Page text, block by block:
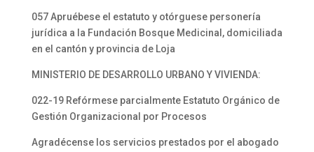
057 Apruébese el estatuto y otórguese personería
jurídica a la Fundación Bosque Medicinal, domiciliada
en el cantón y provincia de Loja
MINISTERIO DE DESARROLLO URBANO Y VIVIENDA:
022-19 Refórmese parcialmente Estatuto Orgánico de
Gestión Organizacional por Procesos
Agradécense los servicios prestados por el abogado